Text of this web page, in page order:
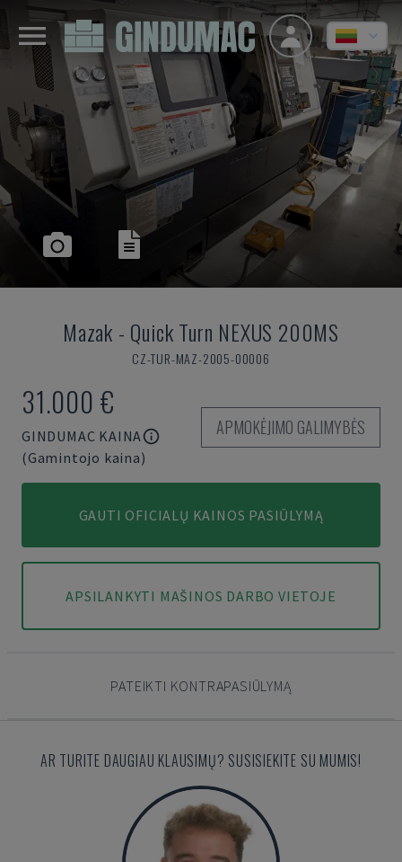
Mazak - Quick Turn NEXUS 200MS
CZ-TUR-MAZ-2005-00006
31.000 €
GINDUMAC KAINA
(Gamintojo kaina)
APMOKĖJIMO GALIMYBĖS
GAUTI OFICIALŲ KAINOS PASIŪLYMĄ
APSILANKYTI MAŠINOS DARBO VIETOJE
PATEIKTI KONTRAPASIŪLYMĄ
AR TURITE DAUGIAU KLAUSIMŲ? SUSISIEKITE SU MUMIS!